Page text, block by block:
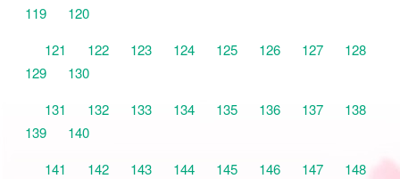
119
120
121
122 123 124 125 126 127
128
129
130
131
132 133 134 135 136 137
138
139
140
141
142 143 144 145 146 147
148